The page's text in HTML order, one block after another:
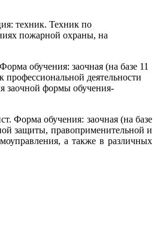
техник. Техник по
пожарной охраны, на
обучения: заочная (на базе 11
деятельности
заочной формы обучения-
Форма обучения: заочная (на базе
защиты, правоприменительной и
а также в различных